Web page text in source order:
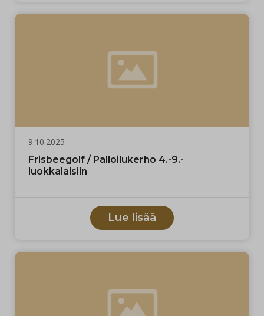
9.10.2025
Frisbeegolf / Palloilukerho 4.-9.-
luokkalaisiin
Lue lisää